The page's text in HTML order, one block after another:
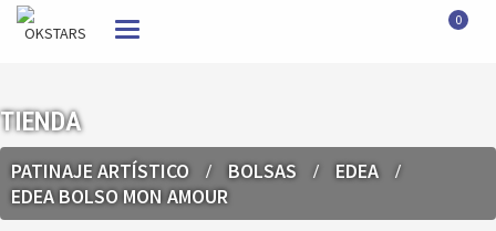
Toggle
0
TIENDA
PATINAJE ARTÍSTICO BOLSAS
EDEA
EDEA BOLSO MON AMOUR